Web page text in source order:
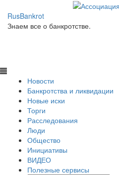
RusBankrot
Знаем все о банкротстве.
Новости
Банкротства и ликвидации
Новые иски
Торги
Расследования
Люди
Общество
Инициативы
ВИДЕО
Полезные сервисы